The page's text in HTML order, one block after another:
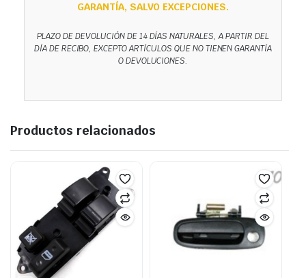
GARANTÍA, SALVO EXCEPCIONES.
PLAZO DE DEVOLUCIÓN DE 14 DÍAS NATURALES, A PARTIR DEL
DÍA DE RECIBO, EXCEPTO ARTÍCULOS QUE NO TIENEN GARANTÍA
O DEVOLUCIONES.
Productos relacionados